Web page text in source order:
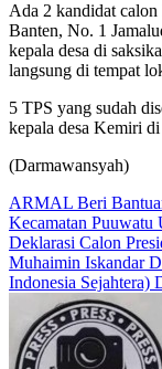
Ada 2 kandidat
Banten, No. 1
kepala desa di
langsung di tempat
5 TPS yang sudah
kepala desa Kemiri
(Darmawansyah)
Navigasi
pos
ARMAL Beri
Kecamatan Puuwatu
Deklarasi Calon
Muhaimin Iskandar
Indonesia Sejahtera)